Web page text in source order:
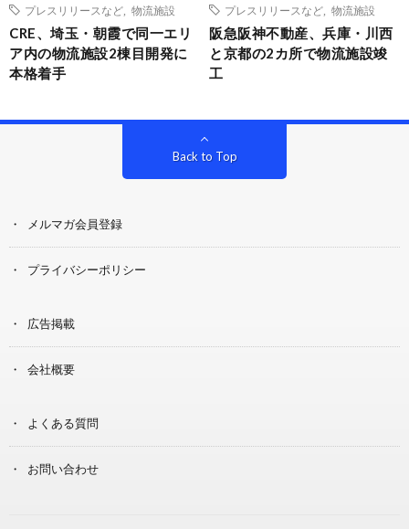
プレスリリースなど
物流施設
CRE、埼玉・朝霞で同一エリ
ア内の物流施設2棟目開発に
本格着手
プレスリリースなど
物流施設
阪急阪神不動産、兵庫・川西
と京都の2カ所で物流施設竣
工
Back to Top
メルマガ会員登録
プライバシーポリシー
広告掲載
会社概要
よくある質問
お問い合わせ